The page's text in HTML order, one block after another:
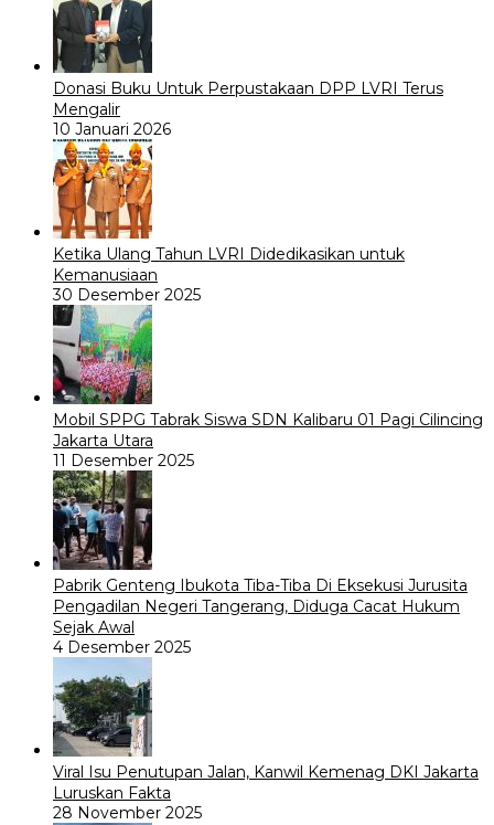
Donasi Buku Untuk Perpustakaan DPP LVRI Terus
Mengalir
10 Januari 2026
Ketika Ulang Tahun LVRI Didedikasikan untuk
Kemanusiaan
30 Desember 2025
Mobil SPPG Tabrak Siswa SDN Kalibaru 01 Pagi Cilincing
Jakarta Utara
11 Desember 2025
Pabrik Genteng Ibukota Tiba-Tiba Di Eksekusi Jurusita
Pengadilan Negeri Tangerang, Diduga Cacat Hukum
Sejak Awal
4 Desember 2025
Viral Isu Penutupan Jalan, Kanwil Kemenag DKI Jakarta
Luruskan Fakta
28 November 2025